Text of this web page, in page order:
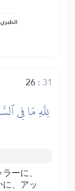
الطبري
26: 31
لِلَّهِ مَا فِي
ーに、
、アッ